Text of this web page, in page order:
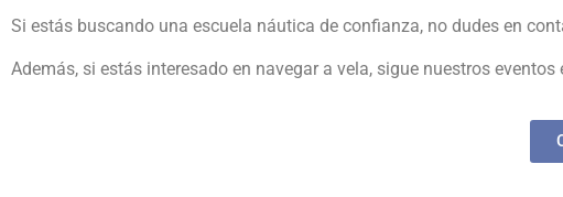
Si estás buscando una escuela náutica de confianza, no dudes en
Además, si estás interesado en navegar a vela, sigue nuestros